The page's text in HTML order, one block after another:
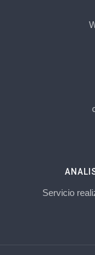
Servicio